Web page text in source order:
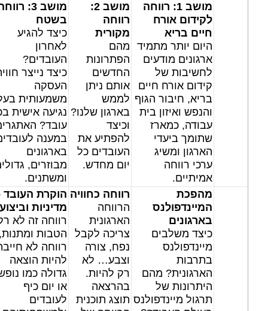
מושב 1: רווחה
לקידום אורח
חיים בריא
היום יותר מתמיד
ארגונים מודעים
לחשיבות של
קידום אורח חיים
בריא, חיבור הגוף
והנפש ואיזון בית
עבודה, כמארז
שתומך ביעדי
הארגון ומשיג
ערכי רווחה
אמיתיים.
מושב 2:
רווחה
מקורית
מהם
הפתרונות
החדשים
אותם ניתן
לממש
בארגון שלנו?
וכיצד
להפתיע את
העובדים כל
יום מחדש.
מושב 3:
בשטח
כיצד להגיע
לאחרון
העובדים?
כיצד נייצר
העסקה
משמעותית
נגיעה אישית
עובד?
במענה
בארגונים
מבוזרים,
ומשתנים.
מהפכת
המיינדפולנס
בארגונים
כיצד משלבים
מיינדפולנס
בתרבות
הארגונית? מהם
היתרונות של
תרגול מיינדפולנס
רווחה כחוויה
הרווחה
הארגונית
צריכה לקבל
נפח, צורה
וצבע… לא
רק להיות.
בהרצאה
תוצג תוכנית
הוקרת העובד
מדיניות
רווחה זה לא
הטבות
רווחה לא
להיות הוצאה
גדולה כמו
או יום כיף
לעובדים